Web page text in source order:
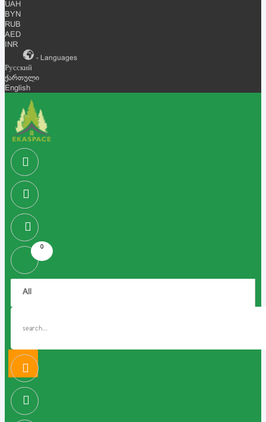
UAH
BYN
RUB
AED
INR
- Languages
Русский
ქართული
English
0